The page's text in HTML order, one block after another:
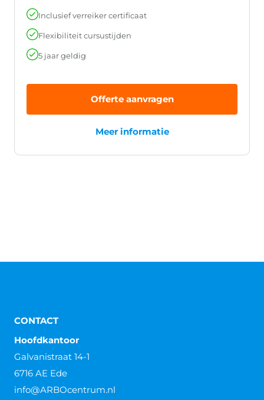
Inclusief verreiker certificaat
Flexibiliteit cursustijden
5 jaar geldig
Offerte aanvragen
Meer informatie
CONTACT
Hoofdkantoor
Galvanistraat 14-1
6716 AE Ede
info@ARBOcentrum.nl